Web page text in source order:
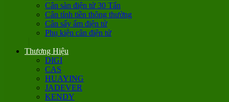
Cân sàn điện tử 30 Tấn
Cân tính tiền thông thường
Cân sấy ẩm điện tử
Phụ kiện cân điện tử
Thương Hiệu
DIGI
CAS
HUAYING
JADEVER
KENDY